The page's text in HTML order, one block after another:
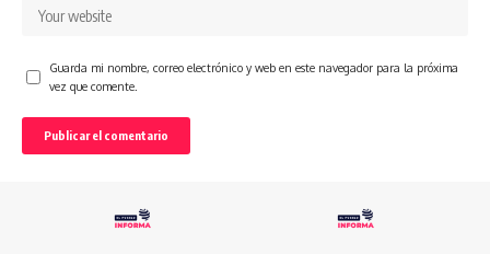
Guarda mi nombre, correo electrónico y web en este navegador para la próxima
vez que comente.